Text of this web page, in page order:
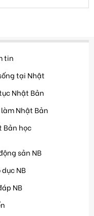
tin
tại Nhật
Nhật Bản
Nhật Bản
Bản học
sản NB
NB
NB